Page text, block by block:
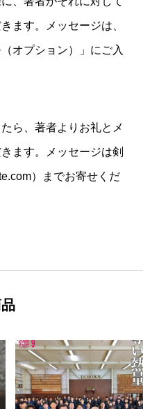
ます。メッセージは、
オプション）」にご入
ら、著者よりお礼とメ
ます。メッセージは剣
）までお寄せくだ